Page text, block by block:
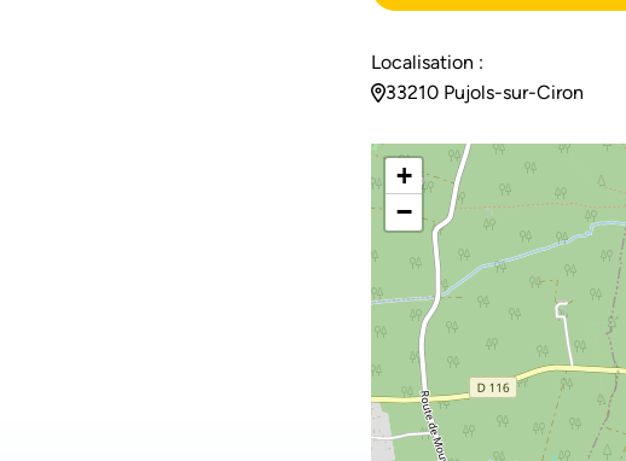
Localisation :
33210 Pujols-sur-Ciron
+
−